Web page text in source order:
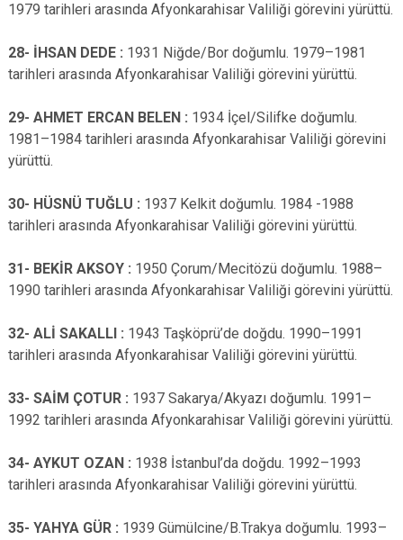
1979 tarihleri arasında Afyonkarahisar Valiliği görevini yürüttü.
28- İHSAN DEDE : 1931 Niğde/Bor doğumlu. 1979–1981
tarihleri arasında Afyonkarahisar Valiliği görevini yürüttü.
29- AHMET ERCAN BELEN : 1934 İçel/Silifke doğumlu.
1981–1984 tarihleri arasında Afyonkarahisar Valiliği görevini
yürüttü.
30- HÜSNÜ TUĞLU : 1937 Kelkit doğumlu. 1984 -1988
tarihleri arasında Afyonkarahisar Valiliği görevini yürüttü.
31- BEKİR AKSOY : 1950 Çorum/Mecitözü doğumlu. 1988–
1990 tarihleri arasında Afyonkarahisar Valiliği görevini yürüttü.
32- ALİ SAKALLI : 1943 Taşköprü’de doğdu. 1990–1991
tarihleri arasında Afyonkarahisar Valiliği görevini yürüttü.
33- SAİM ÇOTUR : 1937 Sakarya/Akyazı doğumlu. 1991–
1992 tarihleri arasında Afyonkarahisar Valiliği görevini yürüttü.
34- AYKUT OZAN : 1938 İstanbul’da doğdu. 1992–1993
tarihleri arasında Afyonkarahisar Valiliği görevini yürüttü.
35- YAHYA GÜR : 1939 Gümülcine/B.Trakya doğumlu. 1993–